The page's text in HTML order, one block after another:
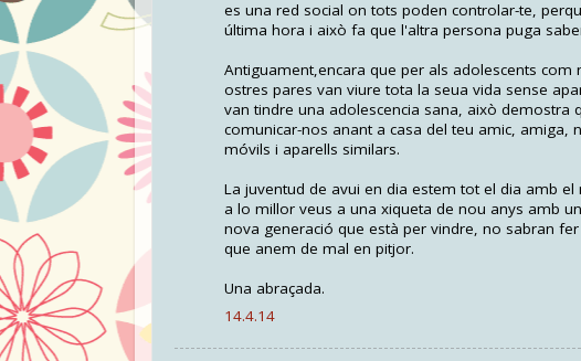
es una red social on tots poden controlar-te,
última hora i això fa que l'altra persona puga
Antiguament,encara que per als adolescents
ostres pares van viure tota la seua vida sense
van tindre una adolescencia sana, això
comunicar-nos anant a casa del teu amic,
móvils i aparells similars.
La juventud de avui en dia estem tot el dia amb
a lo millor veus a una xiqueta de nou anys amb
nova generació que està per vindre, no sabran
que anem de mal en pitjor.
Una abraçada.
14.4.14